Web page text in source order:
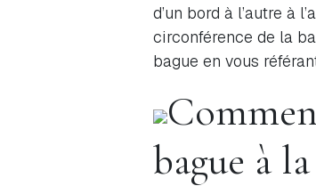
d’un bord à l’autre à
circonférence de la
bague en vous
bague à